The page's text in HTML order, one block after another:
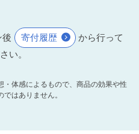
後 寄付履歴
から行って
い。
体感によるもので、商品の効果や性
はありません。